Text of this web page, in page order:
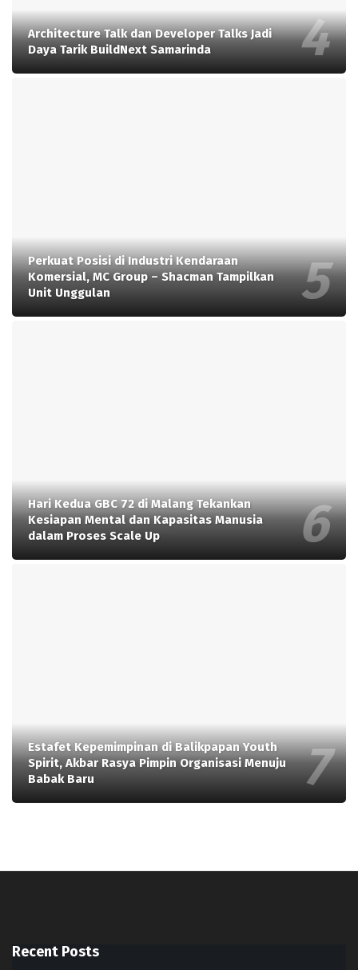
Architecture Talk dan Developer Talks Jadi
Daya Tarik BuildNext Samarinda
Perkuat Posisi di Industri Kendaraan
Komersial, MC Group – Shacman Tampilkan
Unit Unggulan
Hari Kedua GBC 72 di Malang Tekankan
Kesiapan Mental dan Kapasitas Manusia
dalam Proses Scale Up
Estafet Kepemimpinan di Balikpapan Youth
Spirit, Akbar Rasya Pimpin Organisasi Menuju
Babak Baru
Recent Posts